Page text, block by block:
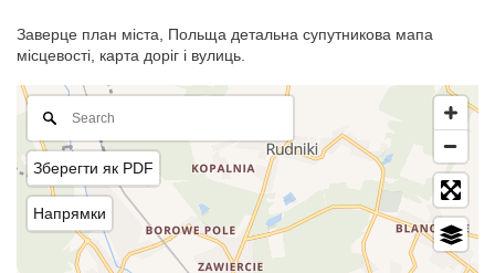
Заверце план міста, Польща детальна супутникова мапа
місцевості, карта доріг і вулиць.
Зберегти як PDF
Напрямки